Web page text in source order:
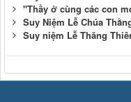
"Thầy ở cùng các con
Suy Niệm Lễ Chúa
Suy niệm Lễ Thăng